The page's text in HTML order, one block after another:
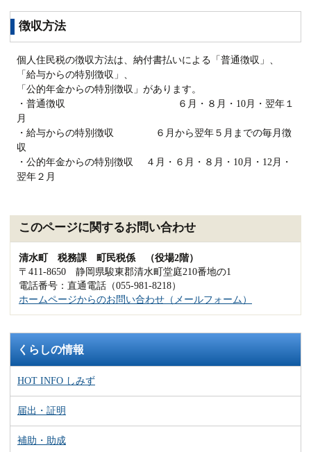
徴収方法
個人住民税の徴収方法は、納付書払いによる「普通徴収」、
「給与からの特別徴収」、
「公的年金からの特別徴収」があります。
・普通徴収 ６月・８月・10月・翌年１
月
・給与からの特別徴収 ６月から翌年５月までの毎月徴
収
・公的年金からの特別徴収 ４月・６月・８月・10月・12月・
翌年２月
このページに関するお問い合わせ
清水町 税務課 町民税係 （役場2階）
〒411-8650 静岡県駿東郡清水町堂庭210番地の1
電話番号：直通電話（055-981-8218）
ホームページからのお問い合わせ（メールフォーム）
くらしの情報
HOT INFO しみず
届出・証明
補助・助成